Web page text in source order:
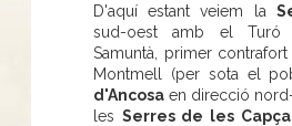
D'aquí estant veiem la
sud-oest amb el
Samuntà, primer
Montmell (per sota el
d'Ancosa en direcció
les Serres de les